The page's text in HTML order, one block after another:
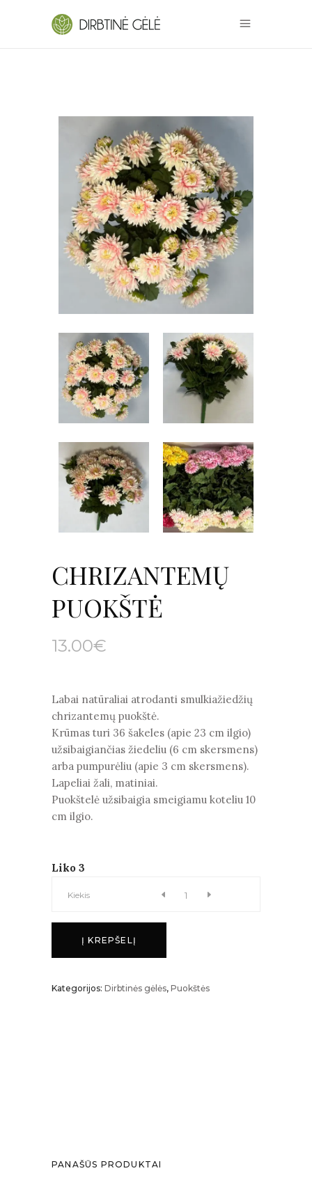
CHRIZANTEMŲ
PUOKŠTĖ
13.00€
Labai natūraliai atrodanti smulkiažiedžių
chrizantemų puokštė.
Krūmas turi 36 šakeles (apie 23 cm ilgio)
užsibaigiančias žiedeliu (6 cm skersmens)
arba pumpurėliu (apie 3 cm skersmens).
Lapeliai žali, matiniai.
Puokštelė užsibaigia smeigiamu koteliu 10
cm ilgio.
Liko 3
CHRIZANTEMŲ
Kiekis
Į KREPŠELĮ
Kategorijos: Dirbtinės gėlės, Puokštės
PANAŠŪS PRODUKTAI